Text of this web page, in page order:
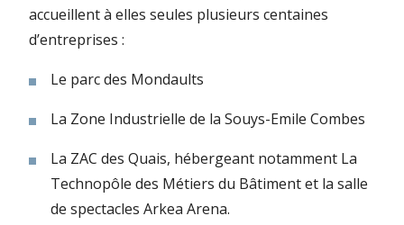
accueillent à elles seules plusieurs centaines
d’entreprises :
Le parc des Mondaults
La Zone Industrielle de la Souys-Emile Combes
La ZAC des Quais, hébergeant notamment La
Technopôle des Métiers du Bâtiment et la salle
de spectacles Arkea Arena.